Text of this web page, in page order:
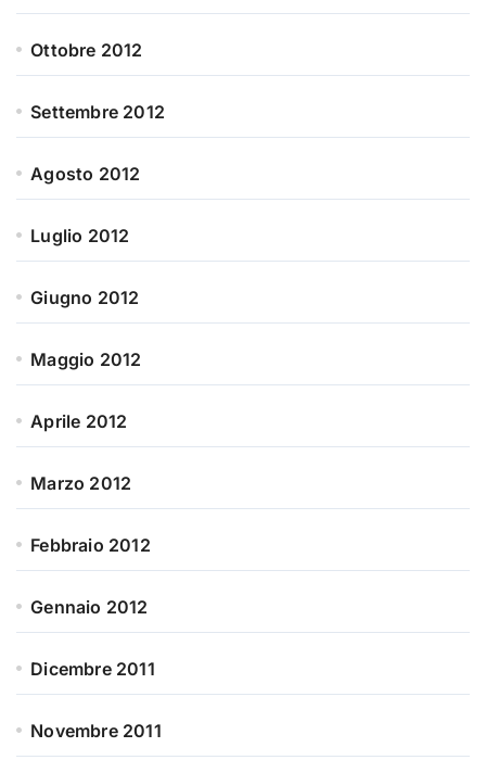
Ottobre 2012
Settembre 2012
Agosto 2012
Luglio 2012
Giugno 2012
Maggio 2012
Aprile 2012
Marzo 2012
Febbraio 2012
Gennaio 2012
Dicembre 2011
Novembre 2011